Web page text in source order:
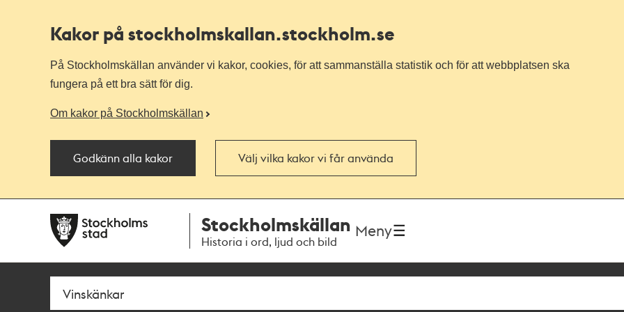
Kakor på stockholmskallan.stockholm.se
På Stockholmskällan använder vi kakor, cookies, för att sammanställa statistik och för att webbplatsen ska
fungera på ett bra sätt för dig.
Om kakor på Stockholmskällan
Godkänn alla kakor Välj vilka kakor vi får använda
navigationen
huvudinnehållet
Stockholmskällan
Historia i ord, ljud och bild
Meny
Sök